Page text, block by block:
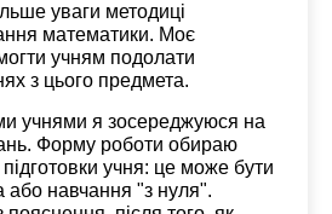
уваги методиці
математики. Моє
учням подолати
з цього предмета.
учнями я зосереджуюся на
Форму роботи обираю
учня: це може бути
або навчання "з нуля".